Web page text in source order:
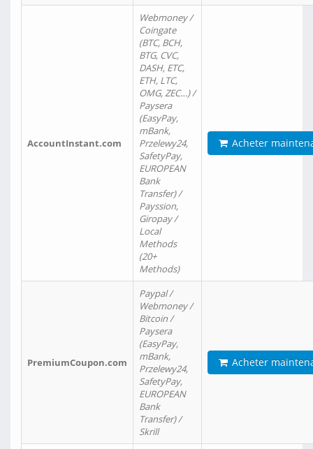
AccountInstant.com
Webmoney /
Coingate
(BTC, BCH,
BTG, CVC,
DASH, ETC,
ETH, LTC,
OMG, ZEC…) /
Paysera
(EasyPay,
mBank,
Przelewy24,
SafetyPay,
EUROPEAN
Bank
Transfer) /
Payssion,
Giropay /
Local
Methods
(20+
Methods)
Acheter
PremiumCoupon.com
Paypal /
Webmoney /
Bitcoin /
Paysera
(EasyPay,
mBank,
Przelewy24,
SafetyPay,
EUROPEAN
Bank
Transfer) /
Skrill
Acheter